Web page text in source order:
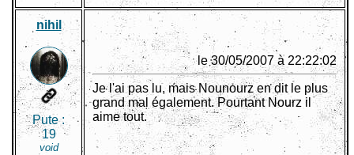
nihil
Pute :
19
void
le 30/05/2007 à 22:22:02
Je l'ai pas lu, mais Nounourz en dit le plus
grand mal également. Pourtant Nourz il
aime tout.